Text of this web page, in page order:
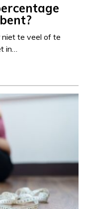
niet te veel of te
in…